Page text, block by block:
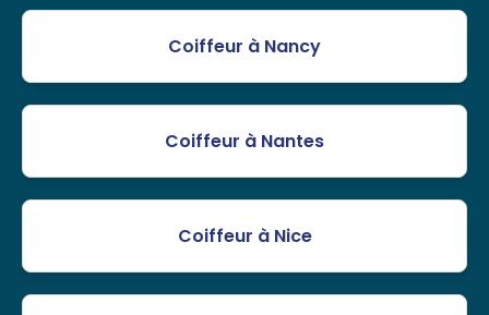
Coiffeur à Nancy
Coiffeur à Nantes
Coiffeur à Nice